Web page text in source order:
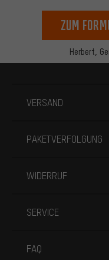
Herbert,
zum
VERSAND
PAKETVERFOLGUNG
WIDERRUF
SERVICE
FAQ